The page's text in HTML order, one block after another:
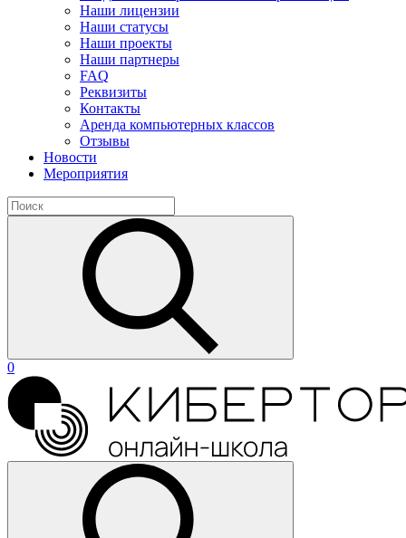
Наши лицензии
Наши статусы
Наши проекты
Наши партнеры
FAQ
Реквизиты
Контакты
Аренда компьютерных классов
Отзывы
Новости
Мероприятия
0